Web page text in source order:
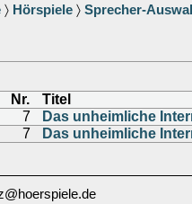
〉 Hörspiele 〉 Sprecher-
Nr.
Titel
7
Das unheimliche
7 Das unheimliche